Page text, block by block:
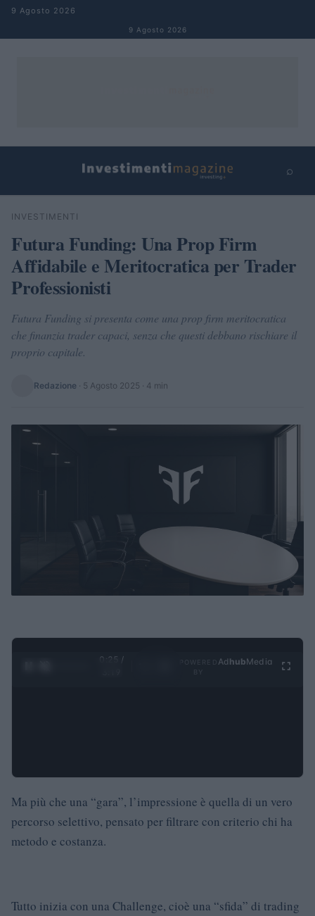
Salta al contenuto
9 Agosto 2026
9 Agosto 2026
⌕
Cerca
INVESTIMENTI
Futura Funding: Una Prop Firm
Affidabile e Meritocratica per Trader
Professionisti
Futura Funding si presenta come una prop firm meritocratica
che finanzia trader capaci, senza che questi debbano rischiare il
proprio capitale.
Redazione · 5 Agosto 2025 · 4 min
0:26 /
Ad hubMedia
Ma più che una “gara”, l’impressione è quella di un vero
percorso selettivo, pensato per filtrare con criterio chi ha
metodo e costanza.
Tutto inizia con una Challenge, cioè una “sfida” di trading